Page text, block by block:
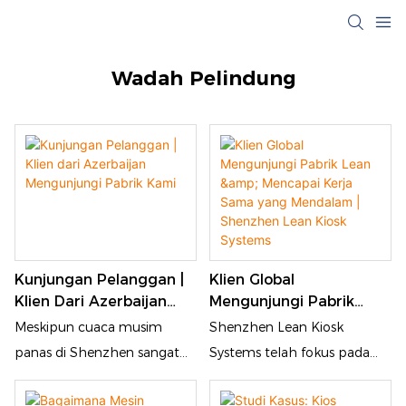
Wadah Pelindung
Kunjungan Pelanggan |
Klien Dari Azerbaijan
Mengunjungi Pabrik
Meskipun cuaca musim
panas di Shenzhen sangat
panas, klien dari seluruh
Klien Global
Mengunjungi Pabrik
Lean & Mencapai Kerja
Sama Yang Mendalam |
Systems
Shenzhen Lean Kiosk
Systems telah fokus pada
penelitian dan